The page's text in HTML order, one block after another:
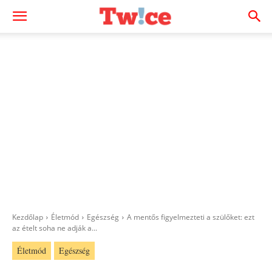
Kezdőlap Életmód Egészség
A mentős figyelmezteti a szülőket: ezt
az ételt soha ne adják a...
Életmód Egészség